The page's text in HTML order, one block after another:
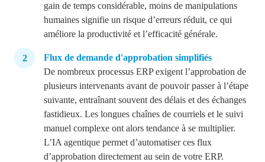
gain de temps considérable, moins de manipulations
humaines signifie un risque d’erreurs réduit, ce qui
améliore la productivité et l’efficacité générale.
Flux de demande d'approbation simplifiés
De nombreux processus ERP exigent l’approbation de
plusieurs intervenants avant de pouvoir passer à l’étape
suivante, entraînant souvent des délais et des échanges
fastidieux. Les longues chaînes de courriels et le suivi
manuel complexe ont alors tendance à se multiplier.
L’IA agentique permet d’automatiser ces flux
d’approbation directement au sein de votre ERP.